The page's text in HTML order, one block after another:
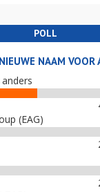
POLL
NAAM VOOR
(EAG)